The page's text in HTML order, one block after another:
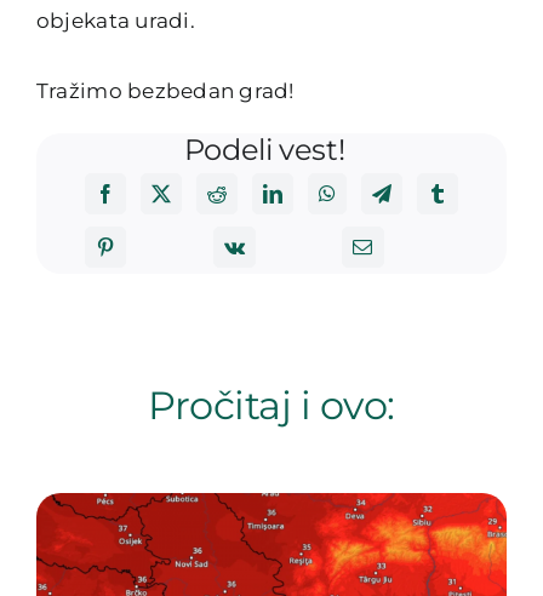
objekata uradi.
Tražimo bezbedan grad!
Podeli vest!
Pročitaj i ovo: